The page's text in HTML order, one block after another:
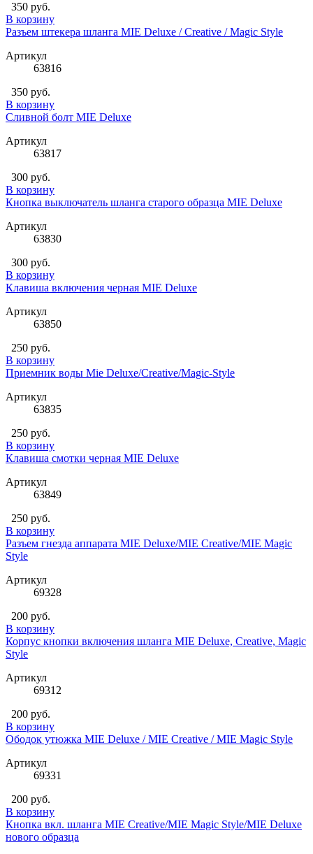
350 руб.
В корзину
Разъем штекера шланга MIE Deluxe / Creative / Magic Style
Артикул
63816
350 руб.
В корзину
Сливной болт MIE Deluxe
Артикул
63817
300 руб.
В корзину
Кнопка выключатель шланга старого образца MIE Deluxe
Артикул
63830
300 руб.
В корзину
Клавиша включения черная MIE Deluxe
Артикул
63850
250 руб.
В корзину
Приемник воды Mie Deluxe/Creative/Magic-Style
Артикул
63835
250 руб.
В корзину
Клавиша смотки черная MIE Deluxe
Артикул
63849
250 руб.
В корзину
Разъем гнезда аппарата MIE Deluxe/MIE Creative/MIE Magic
Style
Артикул
69328
200 руб.
В корзину
Корпус кнопки включения шланга MIE Deluxe, Creative, Magic
Style
Артикул
69312
200 руб.
В корзину
Ободок утюжка MIE Deluxe / MIE Creative / MIE Magic Style
Артикул
69331
200 руб.
В корзину
Кнопка вкл. шланга MIE Creative/MIE Magic Style/MIE Deluxe
нового образца